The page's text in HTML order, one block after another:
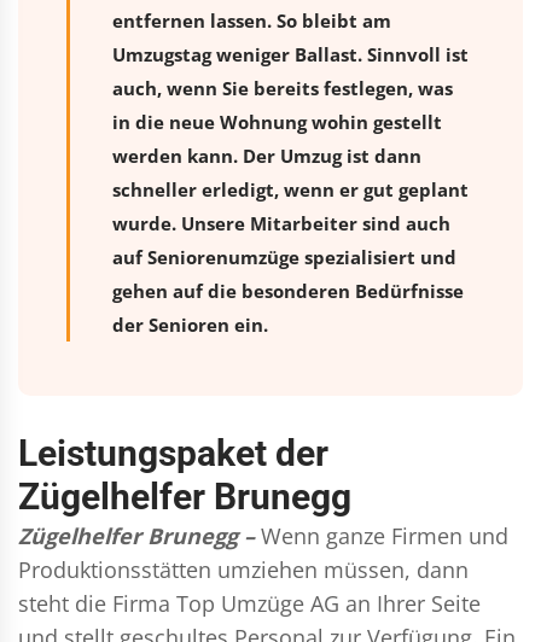
entfernen lassen. So bleibt am
Umzugstag weniger Ballast. Sinnvoll ist
auch, wenn Sie bereits festlegen, was
in die neue Wohnung wohin gestellt
werden kann. Der Umzug ist dann
schneller erledigt, wenn er gut geplant
wurde. Unsere Mitarbeiter sind auch
auf Seniorenumzüge spezialisiert und
gehen auf die besonderen Bedürfnisse
der Senioren ein.
Leistungspaket der
Zügelhelfer Brunegg
Zügelhelfer Brunegg – Wenn ganze Firmen und
Produktionsstätten umziehen müssen, dann
steht die Firma Top Umzüge AG an Ihrer Seite